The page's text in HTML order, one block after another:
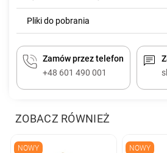
Pliki do pobrania
Zamów przez telefon
+48 601 490 001
ZOBACZ RÓWNIEŻ
NOWY NOWY